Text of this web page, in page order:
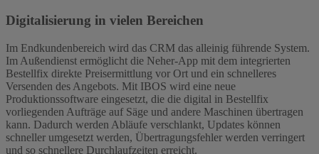
Digitalisierung in vielen Bereichen
Im Endkundenbereich wird das CRM das alleinig führende System.
Im Außendienst ermöglicht die Neher-App mit dem integrierten
Bestellfix direkte Preisermittlung vor Ort und ein schnelleres
Versenden des Angebots. Mit IBOS wird eine neue
Produktionssoftware eingesetzt, die die digital in Bestellfix
vorliegenden Aufträge auf Säge und andere Maschinen übertragen
kann. Dadurch werden Abläufe verschlankt, Updates können
schneller umgesetzt werden, Übertragungsfehler werden verringert
und so schnellere Durchlaufzeiten erreicht.